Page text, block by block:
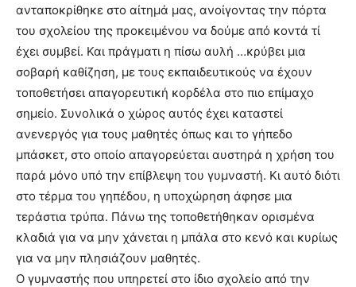
ανταποκρίθηκε στο αίτημά μας, ανοίγοντας την πόρτα
του σχολείου της προκειμένου να δούμε από κοντά τί
έχει συμβεί. Και πράγματι η πίσω αυλή …κρύβει μια
σοβαρή καθίζηση, με τους εκπαιδευτικούς να έχουν
τοποθετήσει απαγορευτική κορδέλα στο πιο επίμαχο
σημείο. Συνολικά ο χώρος αυτός έχει καταστεί
ανενεργός για τους μαθητές όπως και το γήπεδο
μπάσκετ, στο οποίο απαγορεύεται αυστηρά η χρήση του
παρά μόνο υπό την επίβλεψη του γυμναστή. Κι αυτό διότι
στο τέρμα του γηπέδου, η υποχώρηση άφησε μια
τεράστια τρύπα. Πάνω της τοποθετήθηκαν ορισμένα
κλαδιά για να μην χάνεται η μπάλα στο κενό και κυρίως
για να μην πλησιάζουν μαθητές.
Ο γυμναστής που υπηρετεί στο ίδιο σχολείο από την